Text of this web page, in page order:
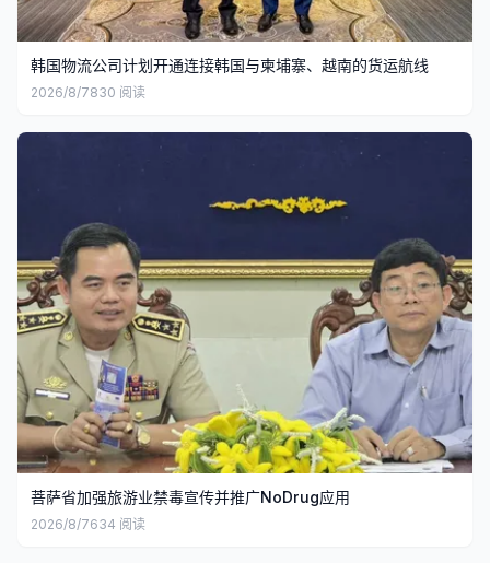
韩国物流公司计划开通连接韩国与柬埔寨、越南的货运航线
2026/8/7830 阅读
菩萨省加强旅游业禁毒宣传并推广NoDrug应用
2026/8/7634 阅读